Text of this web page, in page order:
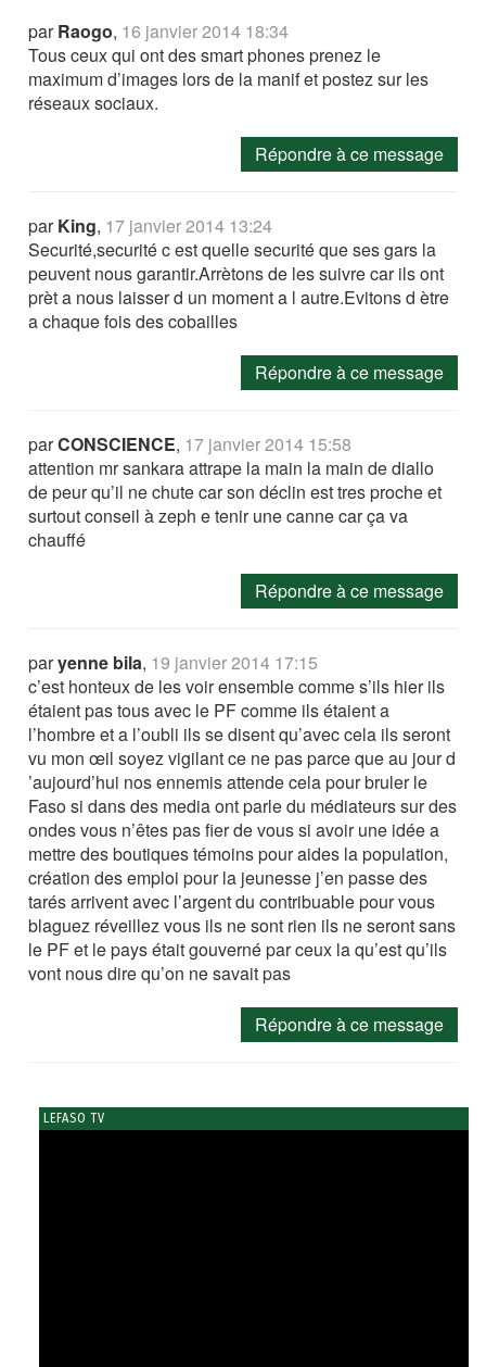
parRaogo, 16 janvier 2014 18:34
Tous ceux qui ont des smart phones prenez le
maximum d’images lors de la manif et postez sur les
réseaux sociaux.
Répondre à ce message
parKing, 17 janvier 2014 13:24
Securité,securité c est quelle securité que ses gars la
peuvent nous garantir.Arrètons de les suivre car ils ont
prèt a nous laisser d un moment a l autre.Evitons d ètre
a chaque fois des cobailles
Répondre à ce message
parCONSCIENCE, 17 janvier 2014 15:58
attention mr sankara attrape la main la main de diallo
de peur qu’il ne chute car son déclin est tres proche et
surtout conseil à zeph e tenir une canne car ça va
chauffé
Répondre à ce message
paryenne bila, 19 janvier 2014 17:15
c’est honteux de les voir ensemble comme s’ils hier ils
étaient pas tous avec le PF comme ils étaient a
l’hombre et a l’oubli ils se disent qu’avec cela ils seront
vu mon œil soyez vigilant ce ne pas parce que au jour d
’aujourd’hui nos ennemis attende cela pour bruler le
Faso si dans des media ont parle du médiateurs sur des
ondes vous n’êtes pas fier de vous si avoir une idée a
mettre des boutiques témoins pour aides la population,
création des emploi pour la jeunesse j’en passe des
tarés arrivent avec l’argent du contribuable pour vous
blaguez réveillez vous ils ne sont rien ils ne seront sans
le PF et le pays était gouverné par ceux la qu’est qu’ils
vont nous dire qu’on ne savait pas
Répondre à ce message
LEFASO TV